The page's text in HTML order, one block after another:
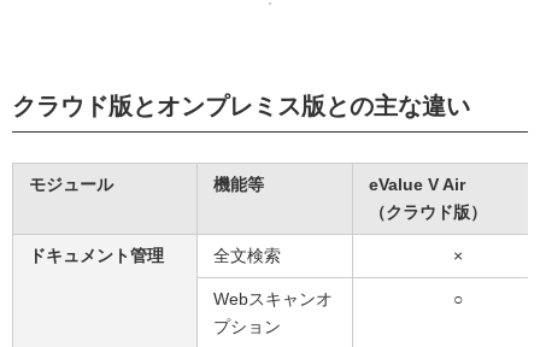
クラウド版とオンプレミス版との主な違い
モジュール 機能等
eValue V Air
（クラウド版）
ドキュメント管理 全文検索 ×
Webスキャンオ
プション
○